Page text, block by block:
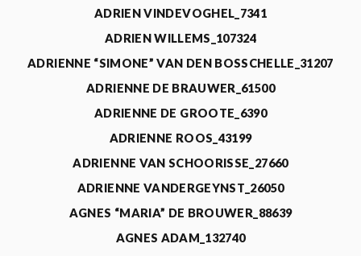
ADRIEN VINDEVOGHEL_7341
ADRIEN WILLEMS_107324
ADRIENNE “SIMONE” VAN DEN BOSSCHELLE_31207
ADRIENNE DE BRAUWER_61500
ADRIENNE DE GROOTE_6390
ADRIENNE ROOS_43199
ADRIENNE VAN SCHOORISSE_27660
ADRIENNE VANDERGEYNST_26050
AGNES “MARIA” DE BROUWER_88639
AGNES ADAM_132740